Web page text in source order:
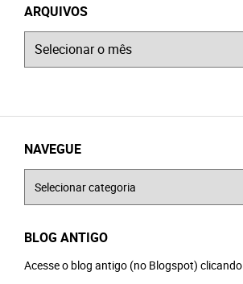
ARQUIVOS
Arquivos
NAVEGUE
BLOG ANTIGO
Acesse o blog antigo (no Blogspot) clicando